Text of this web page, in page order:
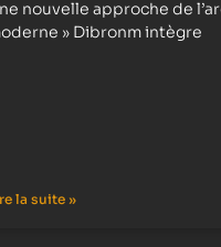
nouvelle approche de
» Dibronm intègre
la suite »